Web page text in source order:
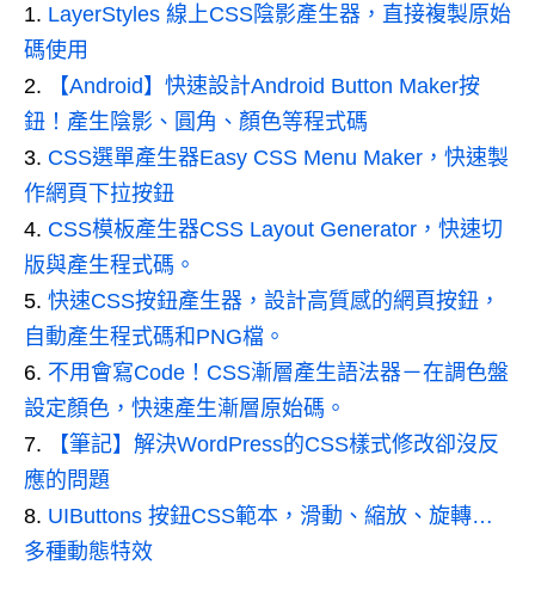
LayerStyles 線上CSS陰影產生器，直接複製原始
碼使用
【Android】快速設計Android Button Maker按
鈕！產生陰影、圓角、顏色等程式碼
CSS選單產生器Easy CSS Menu Maker，快速製
作網頁下拉按鈕
CSS模板產生器CSS Layout Generator，快速切
版與產生程式碼。
快速CSS按鈕產生器，設計高質感的網頁按鈕，
自動產生程式碼和PNG檔。
不用會寫Code！CSS漸層產生語法器－在調色盤
設定顏色，快速產生漸層原始碼。
【筆記】解決WordPress的CSS樣式修改卻沒反
應的問題
UIButtons 按鈕CSS範本，滑動、縮放、旋轉…
多種動態特效